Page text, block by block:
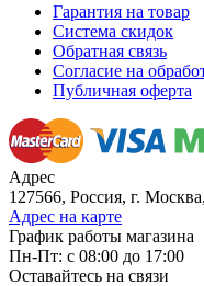
Гарантия на товар
Система скидок
Обратная связь
Согласие на
Публичная оферта
Адрес
127566, Россия, г.
Адрес на карте
График работы магазина
Пн-Пт: с 08:00 до 17:00
Оставайтесь на связи